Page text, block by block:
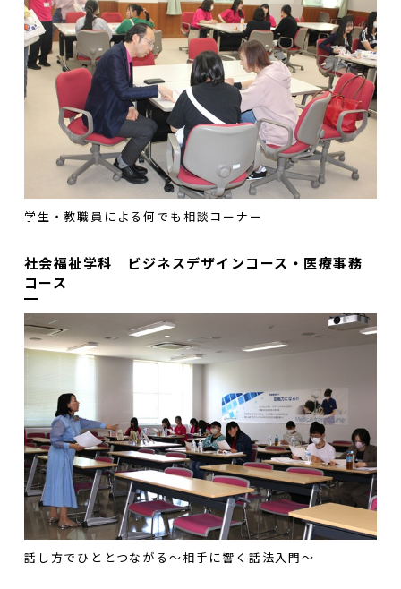
学生・教職員による何でも相談コーナー
社会福祉学科 ビジネスデザインコース・医療事務
コース
話し方でひととつながる～相手に響く話法入門～